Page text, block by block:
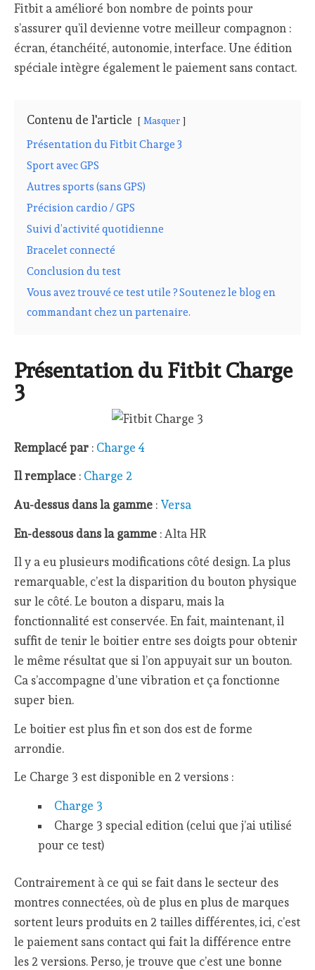
Fitbit a amélioré bon nombre de points pour
s’assurer qu’il devienne votre meilleur compagnon :
écran, étanchéité, autonomie, interface. Une édition
spéciale intègre également le paiement sans contact.
Contenu de l'article Masquer
Présentation du Fitbit Charge 3
Sport avec GPS
Autres sports (sans GPS)
Précision cardio / GPS
Suivi d’activité quotidienne
Bracelet connecté
Conclusion du test
Vous avez trouvé ce test utile ? Soutenez le blog en
commandant chez un partenaire.
Présentation du Fitbit Charge
3
Remplacé par : Charge 4
Il remplace : Charge 2
Au-dessus dans la gamme : Versa
En-dessous dans la gamme : Alta HR
Il y a eu plusieurs modifications côté design. La plus
remarquable, c’est la disparition du bouton physique
sur le côté. Le bouton a disparu, mais la
fonctionnalité est conservée. En fait, maintenant, il
suffit de tenir le boitier entre ses doigts pour obtenir
le même résultat que si l’on appuyait sur un bouton.
Ca s’accompagne d’une vibration et ça fonctionne
super bien.
Le boitier est plus fin et son dos est de forme
arrondie.
Le Charge 3 est disponible en 2 versions :
Charge 3
Charge 3 special edition (celui que j’ai utilisé
pour ce test)
Contrairement à ce qui se fait dans le secteur des
montres connectées, où de plus en plus de marques
sortent leurs produits en 2 tailles différentes, ici, c’est
le paiement sans contact qui fait la différence entre
les 2 versions. Perso, je trouve que c’est une bonne